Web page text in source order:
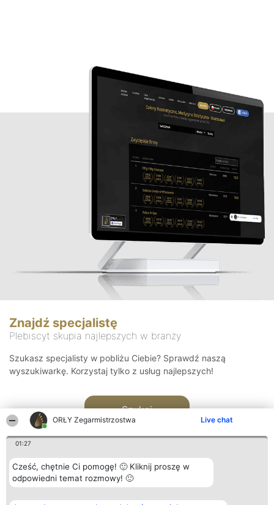
ORŁY Zegarmistrzostwa Live chat
01:27
Cześć, chętnie Ci pomogę! 🙂 Kliknij proszę w
odpowiedni temat rozmowy! 🙂
Znajdź specjalistę
Plebiscyt skupia najlepszych w branży
Szukasz specjalisty w pobliżu Ciebie? Sprawdź naszą
wyszukiwarkę. Korzystaj tylko z usług najlepszych!
Szukaj
Organizator plebiscytu Plebiscyt Kontakt